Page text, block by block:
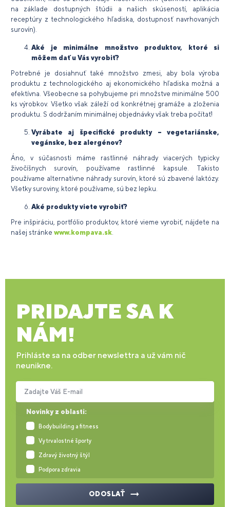
na základe dostupných štúdii a našich skúseností, aplikácia
receptúry z technologického hľadiska, dostupnosť navrhovaných
surovín).
Aké je minimálne množstvo produktov, ktoré si
môžem dať u Vás vyrobiť?
Potrebné je dosiahnuť také množstvo zmesi, aby bola výroba
produktu z technologického aj ekonomického hľadiska možná a
efektívna. Všeobecne sa pohybujeme pri množstve minimálne 500
ks výrobkov. Všetko však záleží od konkrétnej gramáže a zloženia
produktu. S dodržaním minimálnej objednávky však treba počítať!
Vyrábate aj špecifické produkty – vegetariánske,
vegánske, bez alergénov?
Áno, v súčasnosti máme rastlinné náhrady viacerých typicky
živočíšnych surovín, používame rastlinné kapsule. Takisto
používame alternatívne náhrady surovín, ktoré sú zbavené laktózy.
Všetky suroviny, ktoré používame, sú bez lepku.
Aké produkty viete vyrobiť?
Pre inšpiráciu, portfólio produktov, ktoré vieme vyrobiť, nájdete na
našej stránke www.kompava.sk
PRIDAJTE SA K
NÁM!
Prihláste sa na odber newslettra a už vám nič
neunikne.
Novinky z oblasti:
Bodybuilding a fitness
Vytrvalostné športy
Zdravý životný štýl
Podpora zdravia
Zadajte Váš E-mail
ODOSLAŤ